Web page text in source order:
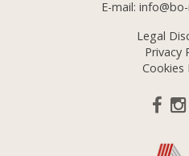
E-mail:
Legal
Privacy
Cookies